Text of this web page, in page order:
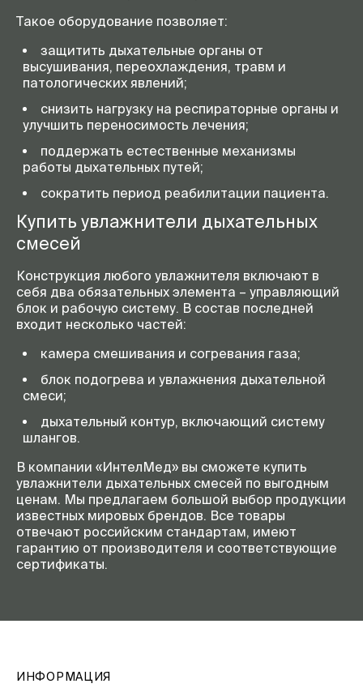
Такое оборудование позволяет:
защитить дыхательные органы от
высушивания, переохлаждения, травм и
патологических явлений;
снизить нагрузку на респираторные органы и
улучшить переносимость лечения;
поддержать естественные механизмы
работы дыхательных путей;
сократить период реабилитации пациента.
Купить увлажнители дыхательных
смесей
Конструкция любого увлажнителя включают в
себя два обязательных элемента – управляющий
блок и рабочую систему. В состав последней
входит несколько частей:
камера смешивания и согревания газа;
блок подогрева и увлажнения дыхательной
смеси;
дыхательный контур, включающий систему
шлангов.
В компании «ИнтелМед» вы сможете купить
увлажнители дыхательных смесей по выгодным
ценам. Мы предлагаем большой выбор продукции
известных мировых брендов. Все товары
отвечают российским стандартам, имеют
гарантию от производителя и соответствующие
сертификаты.
ИНФОРМАЦИЯ